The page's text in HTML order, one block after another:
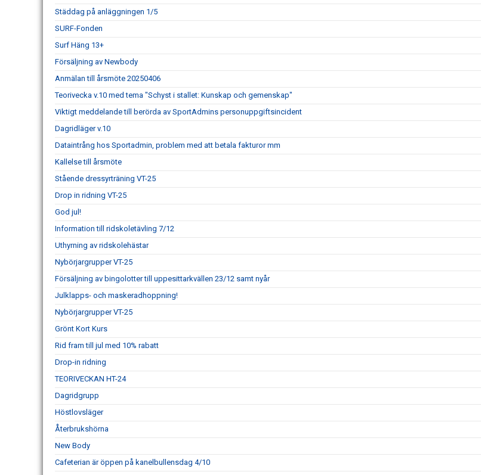
Städdag på anläggningen 1/5
SURF-Fonden
Surf Häng 13+
Försäljning av Newbody
Anmälan till årsmöte 20250406
Teorivecka v.10 med tema "Schyst i stallet: Kunskap och gemenskap"
Viktigt meddelande till berörda av SportAdmins personuppgiftsincident
Dagridläger v.10
Dataintrång hos Sportadmin, problem med att betala fakturor mm
Kallelse till årsmöte
Stående dressyrträning VT-25
Drop in ridning VT-25
God jul!
Information till ridskoletävling 7/12
Uthyrning av ridskolehästar
Nybörjargrupper VT-25
Försäljning av bingolotter till uppesittarkvällen 23/12 samt nyår
Julklapps- och maskeradhoppning!
Nybörjargrupper VT-25
Grönt Kort Kurs
Rid fram till jul med 10% rabatt
Drop-in ridning
TEORIVECKAN HT-24
Dagridgrupp
Höstlovsläger
Återbrukshörna
New Body
Cafeterian är öppen på kanelbullensdag 4/10